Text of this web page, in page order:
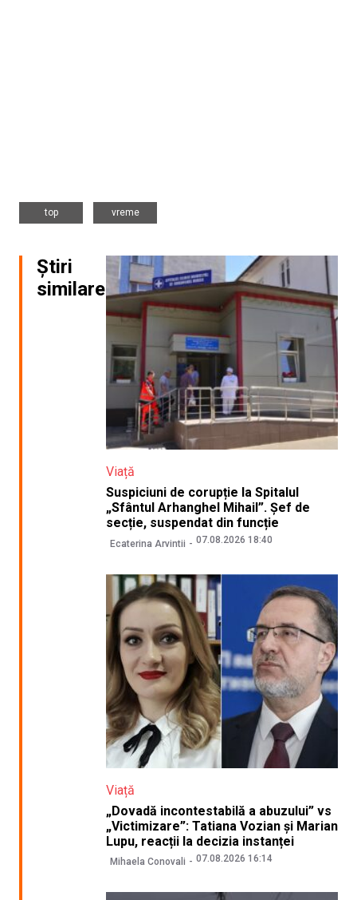
top
vreme
Știri
similare
Viață
Suspiciuni de corupție la Spitalul
„Sfântul Arhanghel Mihail”. Șef de
secție, suspendat din funcție
Ecaterina Arvintii 07.08.2026 18:40
Viață
„Dovadă incontestabilă a abuzului” vs
„Victimizare”: Tatiana Vozian și Marian
Lupu, reacții la decizia instanței
Mihaela Conovali 07.08.2026 16:14